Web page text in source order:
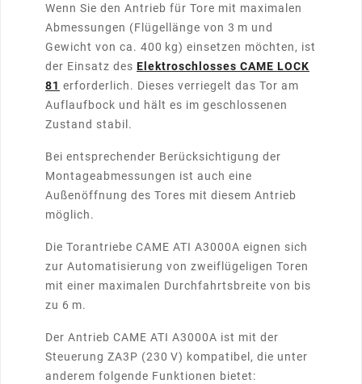
Wenn Sie den Antrieb für Tore mit maximalen
Abmessungen (Flügellänge von 3 m und
Gewicht von ca. 400 kg) einsetzen möchten, ist
der Einsatz des Elektroschlosses CAME LOCK
81 erforderlich. Dieses verriegelt das Tor am
Auflaufbock und hält es im geschlossenen
Zustand stabil.
Bei entsprechender Berücksichtigung der
Montageabmessungen ist auch eine
Außenöffnung des Tores mit diesem Antrieb
möglich.
Die Torantriebe CAME ATI A3000A eignen sich
zur Automatisierung von zweiflügeligen Toren
mit einer maximalen Durchfahrtsbreite von bis
zu 6 m.
Der Antrieb CAME ATI A3000A ist mit der
Steuerung ZA3P (230 V) kompatibel, die unter
anderem folgende Funktionen bietet: